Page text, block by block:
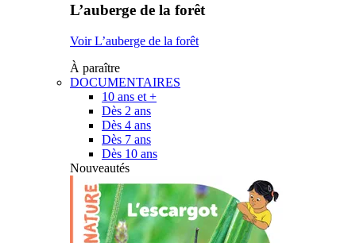
L’auberge de la forêt
Voir L’auberge de la forêt
À paraître
DOCUMENTAIRES
10 ans et +
Dès 2 ans
Dès 4 ans
Dès 7 ans
Dès 10 ans
Nouveautés